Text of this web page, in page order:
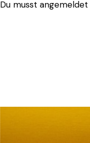
Du musst angemeldet